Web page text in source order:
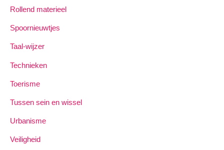
Rollend materieel
Spoornieuwtjes
Taal-wijzer
Technieken
Toerisme
Tussen sein en wissel
Urbanisme
Veiligheid